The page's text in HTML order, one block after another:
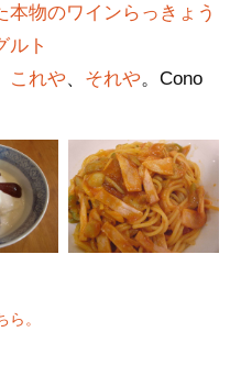
本物のワインらっきょう
ルト
これや、 それや。Cono
。